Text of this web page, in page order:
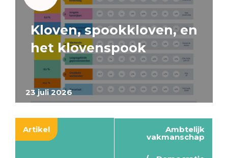
23 juli 2026
Kloven, spookkloven, en
het klovenspook
Artikel Ambtelijk
vakmanschap